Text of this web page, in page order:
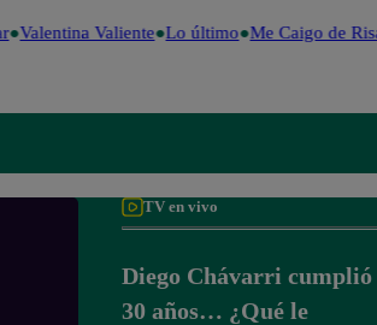
Valentina Valiente Lo último Me Caigo de Risa
TV en vivo
Diego Chávarri cumplió
30 años… ¿Qué le